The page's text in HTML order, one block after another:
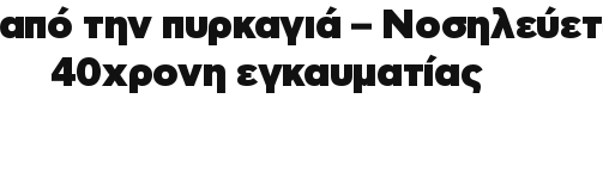
την πυρκαγιά –
40χρονη εγκαυματίας